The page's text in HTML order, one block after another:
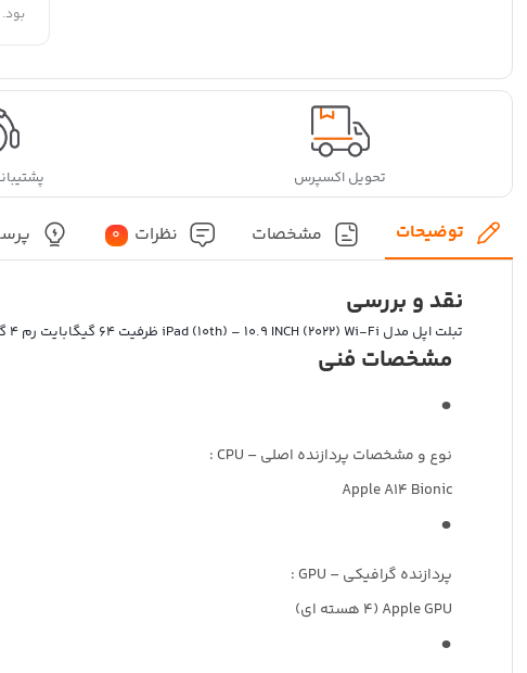
بود.
تحویل اکسپرس
توضیحات مشخصات نظرات 0
نقد و بررسی
تبلت اپل مدل iPad (10th) – 10.9 INCH (2022) Wi-Fi ظرفیت 64 گیگابایت رم 4 گیگابایت
مشخصات فنی
نوع و مشخصات پردازنده اصلی – CPU :
Apple A14 Bionic
پردازنده گرافیکی – GPU :
Apple GPU (4 هسته ای)